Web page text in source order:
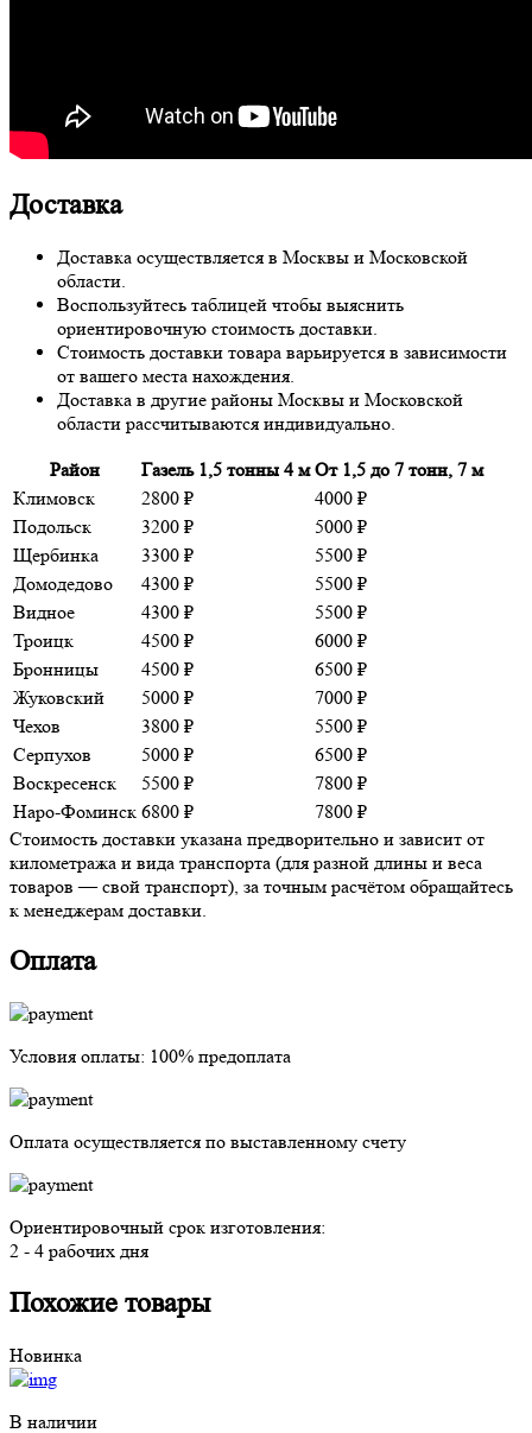
Доставка
Доставка осуществляется в Москвы и Московской
области.
Воспользуйтесь таблицей чтобы выяснить
ориентировочную стоимость доставки.
Стоимость доставки товара варьируется в зависимости
от вашего места нахождения.
Доставка в другие районы Москвы и Московской
области рассчитываются индивидуально.
Район Газель 1,5 тонны 4 м От 1,5 до 7 тонн, 7 м
Климовск
2800 ₽
4000 ₽
Подольск
3200 ₽
5000 ₽
Щербинка
3300 ₽
5500 ₽
Домодедово
4300 ₽
5500 ₽
Видное
4300 ₽
5500 ₽
Троицк
4500 ₽
6000 ₽
Бронницы
4500 ₽
6500 ₽
Жуковский
5000 ₽
7000 ₽
Чехов
3800 ₽
5500 ₽
Серпухов
5000 ₽
6500 ₽
Воскресенск
5500 ₽
7800 ₽
Наро-Фоминск 6800 ₽
7800 ₽
Стоимость доставки указана предворительно и зависит от
километража и вида транспорта (для разной длины и веса
товаров — свой транспорт), за точным расчётом обращайтесь
к менеджерам доставки.
Оплата
Условия оплаты: 100% предоплата
Оплата осуществляется по выставленному счету
Ориентировочный срок изготовления:
2 - 4 рабочих дня
Похожие товары
Новинка
В наличии